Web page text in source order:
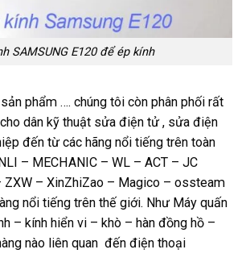
SAMSUNG E120 để ép kính
phẩm …. chúng tôi còn phân phối rất
dân kỹ thuật sửa điện tử , sửa điện
đến từ các hãng nổi tiếng trên toàn
– MECHANIC – WL – ACT – JC
ZXW – XinZhiZao – Magico – ossteam
nổi tiếng trên thế giới. Như Máy quấn
– kính hiển vi – khò – hàn đồng hồ –
nào liên quan đến điện thoại